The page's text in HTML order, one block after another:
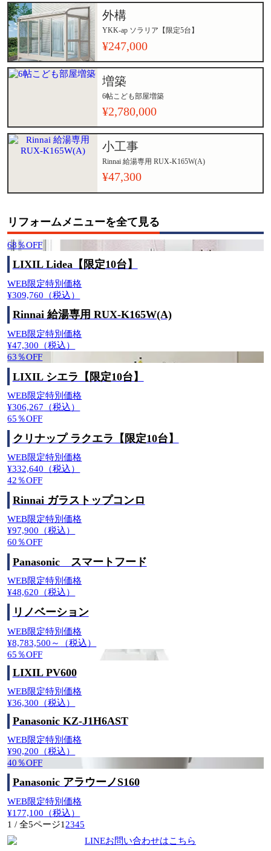
外構
YKK-ap ソラリア【限定5台】
¥247,000
増築
6帖こども部屋増築
¥2,780,000
小工事
Rinnai 給湯専用 RUX-K165W(A)
¥47,300
リフォームメニューを全て見る
68 ％OFF
LIXIL Lidea【限定10台】
WEB限定特別価格
¥309,760 （税込）
Rinnai 給湯専用 RUX-K165W(A)
WEB限定特別価格
¥47,300 （税込）
63 ％OFF
LIXIL シエラ【限定10台】
WEB限定特別価格
¥306,267 （税込）
65 ％OFF
クリナップ ラクエラ【限定10台】
WEB限定特別価格
¥332,640 （税込）
42 ％OFF
Rinnai ガラストップコンロ
WEB限定特別価格
¥97,900 （税込）
60 ％OFF
Panasonic スマートフード
WEB限定特別価格
¥48,620 （税込）
リノベーション
WEB限定特別価格
¥8,783,500～
（税込）
65 ％OFF
LIXIL PV600
WEB限定特別価格
¥36,300 （税込）
Panasonic KZ-J1H6AST
WEB限定特別価格
¥90,200 （税込）
40 ％OFF
Panasonic アラウーノS160
WEB限定特別価格
¥177,100 （税込）
1 / 全5ページ1 2345